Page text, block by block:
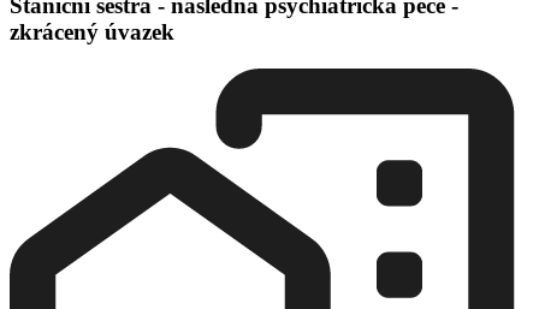
Staniční sestra - následná psychiatrická péče -
zkrácený úvazek